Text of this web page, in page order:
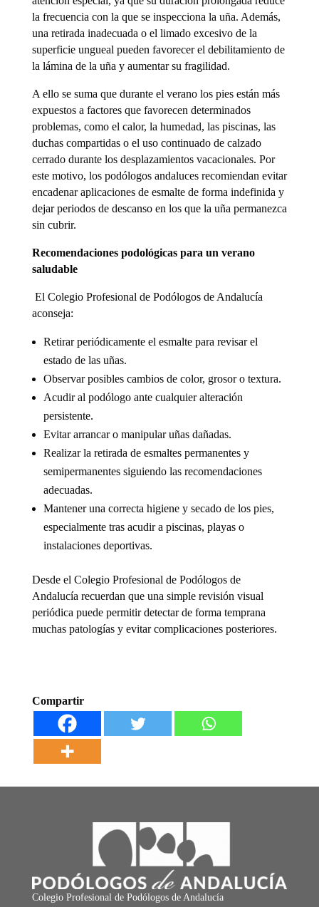
la frecuencia con la que se inspecciona la uña. Además,
una retirada inadecuada o el limado excesivo de la
superficie ungueal pueden favorecer el debilitamiento de
la lámina de la uña y aumentar su fragilidad.
A ello se suma que durante el verano los pies están más
expuestos a factores que favorecen determinados
problemas, como el calor, la humedad, las piscinas, las
duchas compartidas o el uso continuado de calzado
cerrado durante los desplazamientos vacacionales. Por
este motivo, los podólogos andaluces recomiendan evitar
encadenar aplicaciones de esmalte de forma indefinida y
dejar periodos de descanso en los que la uña permanezca
sin cubrir.
Recomendaciones podológicas para un verano
saludable
El Colegio Profesional de Podólogos de Andalucía
aconseja:
Retirar periódicamente el esmalte para revisar el
estado de las uñas.
Observar posibles cambios de color, grosor o textura.
Acudir al podólogo ante cualquier alteración
persistente.
Evitar arrancar o manipular uñas dañadas.
Realizar la retirada de esmaltes permanentes y
semipermanentes siguiendo las recomendaciones
adecuadas.
Mantener una correcta higiene y secado de los pies,
especialmente tras acudir a piscinas, playas o
instalaciones deportivas.
Desde el Colegio Profesional de Podólogos de
Andalucía recuerdan que una simple revisión visual
periódica puede permitir detectar de forma temprana
muchas patologías y evitar complicaciones posteriores.
Compartir
Colegio Profesional de Podólogos de Andalucía